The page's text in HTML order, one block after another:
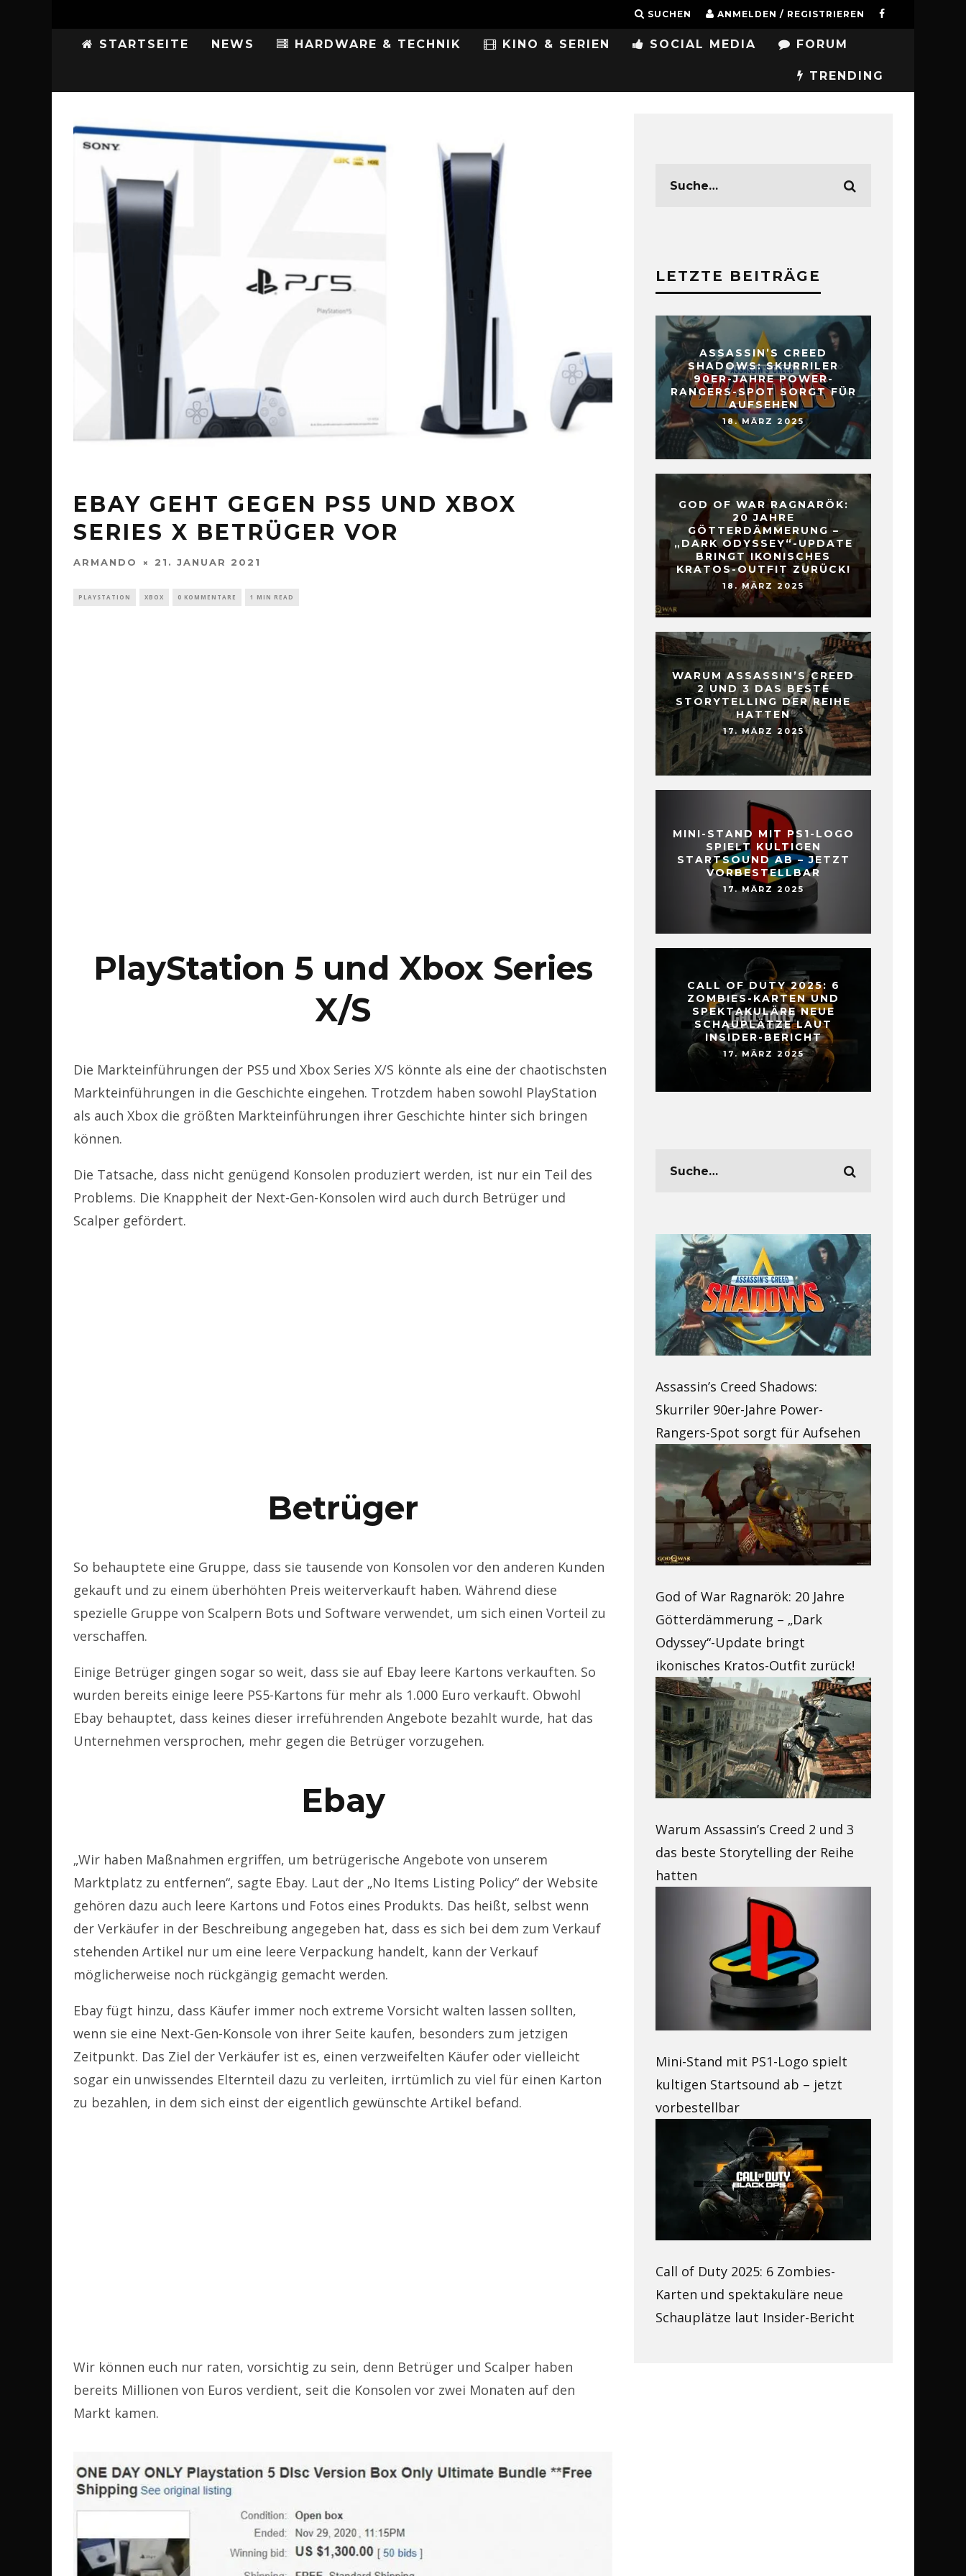
SUCHEN ANMELDEN / REGISTRIEREN
STARTSEITE NEWS HARDWARE & TECHNIK KINO & SERIEN SOCIAL MEDIA FORUM
TRENDING
EBAY GEHT GEGEN PS5 UND XBOX
SERIES X BETRÜGER VOR
ARMANDO 21. JANUAR 2021
PLAYSTATION XBOX 0 KOMMENTARE 1 MIN READ
PlayStation 5 und Xbox Series
X/S
Die Markteinführungen der PS5 und Xbox Series X/S könnte als eine der chaotischsten
Markteinführungen in die Geschichte eingehen. Trotzdem haben sowohl PlayStation
als auch Xbox die größten Markteinführungen ihrer Geschichte hinter sich bringen
können.
Die Tatsache, dass nicht genügend Konsolen produziert werden, ist nur ein Teil des
Problems. Die Knappheit der Next-Gen-Konsolen wird auch durch Betrüger und
Scalper gefördert.
Betrüger
So behauptete eine Gruppe, dass sie tausende von Konsolen vor den anderen Kunden
gekauft und zu einem überhöhten Preis weiterverkauft haben. Während diese
spezielle Gruppe von Scalpern Bots und Software verwendet, um sich einen Vorteil zu
verschaffen.
Einige Betrüger gingen sogar so weit, dass sie auf Ebay leere Kartons verkauften. So
wurden bereits einige leere PS5-Kartons für mehr als 1.000 Euro verkauft. Obwohl
Ebay behauptet, dass keines dieser irreführenden Angebote bezahlt wurde, hat das
Unternehmen versprochen, mehr gegen die Betrüger vorzugehen.
Ebay
„Wir haben Maßnahmen ergriffen, um betrügerische Angebote von unserem
Marktplatz zu entfernen“, sagte Ebay. Laut der „No Items Listing Policy“ der Website
gehören dazu auch leere Kartons und Fotos eines Produkts. Das heißt, selbst wenn
der Verkäufer in der Beschreibung angegeben hat, dass es sich bei dem zum Verkauf
stehenden Artikel nur um eine leere Verpackung handelt, kann der Verkauf
möglicherweise noch rückgängig gemacht werden.
Ebay fügt hinzu, dass Käufer immer noch extreme Vorsicht walten lassen sollten,
wenn sie eine Next-Gen-Konsole von ihrer Seite kaufen, besonders zum jetzigen
Zeitpunkt. Das Ziel der Verkäufer ist es, einen verzweifelten Käufer oder vielleicht
sogar ein unwissendes Elternteil dazu zu verleiten, irrtümlich zu viel für einen Karton
zu bezahlen, in dem sich einst der eigentlich gewünschte Artikel befand.
Wir können euch nur raten, vorsichtig zu sein, denn Betrüger und Scalper haben
bereits Millionen von Euros verdient, seit die Konsolen vor zwei Monaten auf den
Markt kamen.
LETZTE BEITRÄGE
ASSASSIN’S CREED
SHADOWS: SKURRILER
90ER-JAHRE POWER-
RANGERS-SPOT SORGT FÜR
AUFSEHEN
18. MÄRZ 2025
GOD OF WAR RAGNARÖK:
20 JAHRE
GÖTTERDÄMMERUNG –
„DARK ODYSSEY“-UPDATE
BRINGT IKONISCHES
KRATOS-OUTFIT ZURÜCK!
18. MÄRZ 2025
WARUM ASSASSIN’S CREED
2 UND 3 DAS BESTE
STORYTELLING DER REIHE
HATTEN
17. MÄRZ 2025
MINI-STAND MIT PS1-LOGO
SPIELT KULTIGEN
STARTSOUND AB – JETZT
VORBESTELLBAR
17. MÄRZ 2025
CALL OF DUTY 2025: 6
ZOMBIES-KARTEN UND
SPEKTAKULÄRE NEUE
SCHAUPLÄTZE LAUT
INSIDER-BERICHT
17. MÄRZ 2025
Assassin’s Creed Shadows:
Skurriler 90er-Jahre Power-
Rangers-Spot sorgt für Aufsehen
God of War Ragnarök: 20 Jahre
Götterdämmerung – „Dark
Odyssey“-Update bringt
ikonisches Kratos-Outfit zurück!
Warum Assassin’s Creed 2 und 3
das beste Storytelling der Reihe
hatten
Mini-Stand mit PS1-Logo spielt
kultigen Startsound ab – jetzt
vorbestellbar
Call of Duty 2025: 6 Zombies-
Karten und spektakuläre neue
Schauplätze laut Insider-Bericht